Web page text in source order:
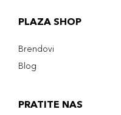
PLAZA SHOP
Brendovi
Blog
PRATITE NAS